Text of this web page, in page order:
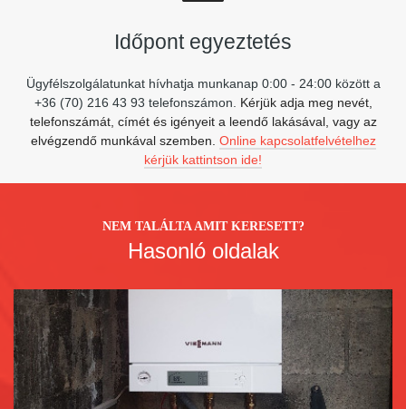
Időpont egyeztetés
Ügyfélszolgálatunkat hívhatja munkanap 0:00 - 24:00 között a
+36 (70) 216 43 93 telefonszámon. Kérjük adja meg nevét,
telefonszámát, címét és igényeit a leendő lakásával, vagy az
elvégzendő munkával szemben. Online kapcsolatfelvételhez
kérjük kattintson ide!
NEM TALÁLTA AMIT KERESETT?
Hasonló oldalak